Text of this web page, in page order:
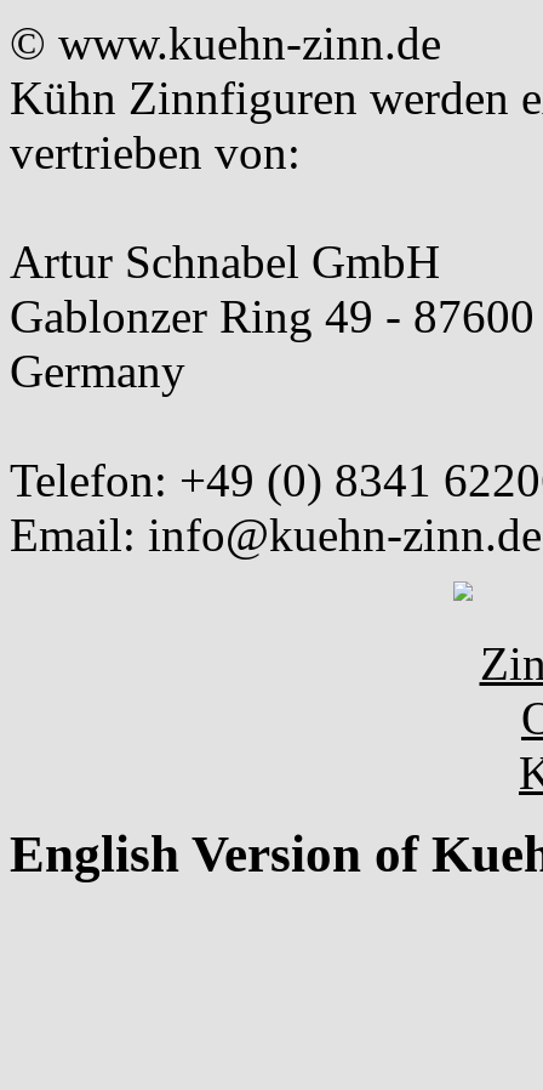
© www.kuehn-zinn.de
Kühn Zinnfiguren werden
vertrieben von:
Artur Schnabel GmbH
Gablonzer Ring 49 -
Germany
Telefon: +49 (0) 8341
Email: info@kuehn-zinn.de
English Version of